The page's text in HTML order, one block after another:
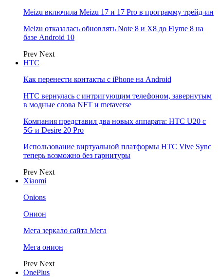
Meizu включила Meizu 17 и 17 Pro в программу трейд-ин
Meizu отказалась обновлять Note 8 и X8 до Flyme 8 на
базе Android 10
Prev Next
НТС
Как перенести контакты с iPhone на Android
HTC вернулась с интригующим телефоном, завернутым
в модные слова NFT и metaverse
Компания представил два новых аппарата: HTC U20 с
5G и Desire 20 Pro
Использование виртуальной платформы HTC Vive Sync
теперь возможно без гарнитуры
Prev Next
Xiaomi
Onions
Онион
Мега зеркало сайта Мега
Мега онион
Prev Next
OnePlus